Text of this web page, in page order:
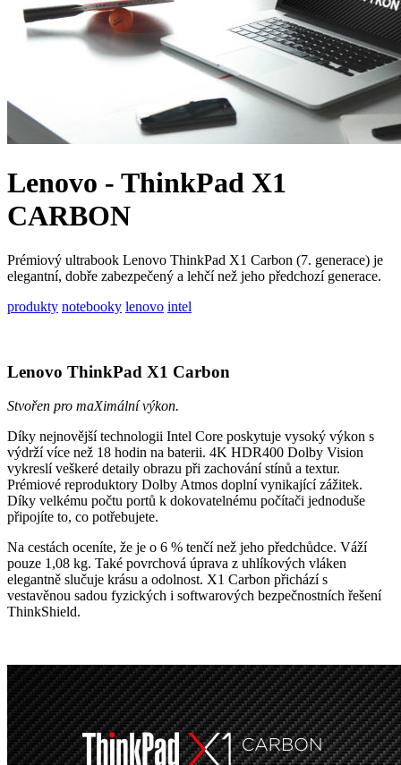
Lenovo - ThinkPad X1
CARBON
Prémiový ultrabook Lenovo ThinkPad X1 Carbon (7. generace) je
elegantní, dobře zabezpečený a lehčí než jeho předchozí generace.
produkty notebooky lenovo intel
Lenovo ThinkPad X1 Carbon
Stvořen pro maXimální výkon.
Díky nejnovější technologii Intel Core poskytuje vysoký výkon s
výdrží více než 18 hodin na baterii. 4K HDR400 Dolby Vision
vykreslí veškeré detaily obrazu při zachování stínů a textur.
Prémiové reproduktory Dolby Atmos doplní vynikající zážitek.
Díky velkému počtu portů k dokovatelnému počítači jednoduše
připojíte to, co potřebujete.
Na cestách oceníte, že je o 6 % tenčí než jeho předchůdce. Váží
pouze 1,08 kg. Také povrchová úprava z uhlíkových vláken
elegantně slučuje krásu a odolnost. X1 Carbon přichází s
vestavěnou sadou fyzických i softwarových bezpečnostních řešení
ThinkShield.